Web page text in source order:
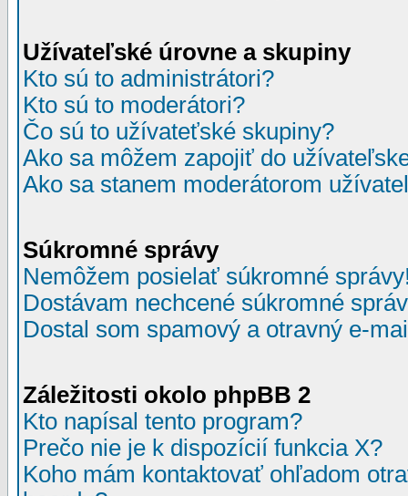
Užívateľské úrovne a skupiny
Kto sú to administrátori?
Kto sú to moderátori?
Čo sú to užívateťské skupiny?
Ako sa môžem zapojiť do
Ako sa stanem moderátorom
Súkromné správy
Nemôžem posielať súkromné
Dostávam nechcené súkromné
Dostal som spamový a otravný e-
Záležitosti okolo phpBB 2
Kto napísal tento program?
Prečo nie je k dispozícií funkcia X?
Koho mám kontaktovať ohľadom